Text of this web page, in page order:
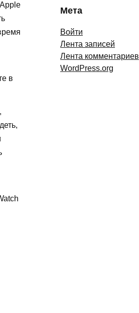
в
Мета
Войти
Лента записей
Лента комментариев
WordPress.org